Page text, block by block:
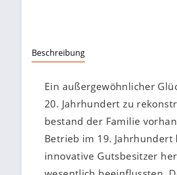
Beschreibung
Ein außergewöhnlicher
20. Jahrhundert zu
bestand der Familie
Betrieb im 19.
innovative Gutsbesitzer